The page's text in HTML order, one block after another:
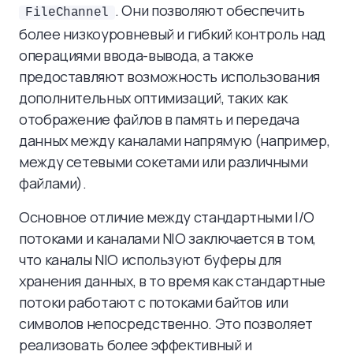
FileChannel . Они позволяют обеспечить
более низкоуровневый и гибкий контроль над
операциями ввода-вывода, а также
предоставляют возможность использования
дополнительных оптимизаций, таких как
отображение файлов в память и передача
данных между каналами напрямую (например,
между сетевыми сокетами или различными
файлами).
Основное отличие между стандартными I/O
потоками и каналами NIO заключается в том,
что каналы NIO используют буферы для
хранения данных, в то время как стандартные
потоки работают с потоками байтов или
символов непосредственно. Это позволяет
реализовать более эффективный и